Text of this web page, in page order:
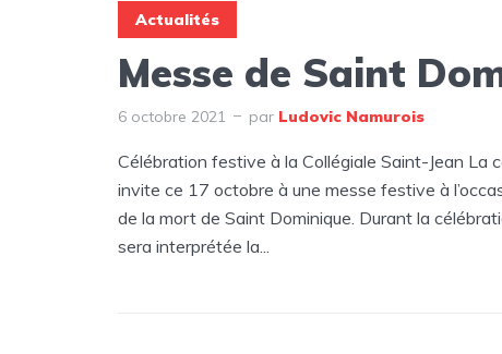
Actualités
Messe de Saint
6 octobre 2021 par Ludovic Namurois
Célébration festive à la Collégiale Saint-Jean La
invite ce 17 octobre à une messe festive à
de la mort de Saint Dominique. Durant la
sera interprétée la...